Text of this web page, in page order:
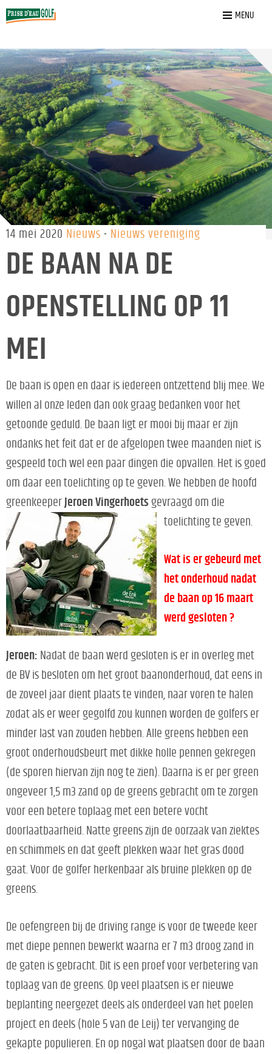
MENU
Home
14 mei 2020 Nieuws Nieuws vereniging
DE BAAN NA DE
OPENSTELLING OP 11
MEI
De baan is open en daar is iedereen ontzettend blij mee. We
willen al onze leden dan ook graag bedanken voor het
getoonde geduld. De baan ligt er mooi bij maar er zijn
ondanks het feit dat er de afgelopen twee maanden niet is
gespeeld toch wel een paar dingen die opvallen. Het is goed
om daar een toelichting op te geven. We hebben de hoofd
greenkeeper Jeroen Vingerhoets gevraagd om die
toelichting te geven.
Wat is er gebeurd met
het onderhoud nadat
de baan op 16 maart
werd gesloten ?
Jeroen: Nadat de baan werd gesloten is er in overleg met
de BV is besloten om het groot baanonderhoud, dat eens in
de zoveel jaar dient plaats te vinden, naar voren te halen
zodat als er weer gegolfd zou kunnen worden de golfers er
minder last van zouden hebben. Alle greens hebben een
groot onderhoudsbeurt met dikke holle pennen gekregen
(de sporen hiervan zijn nog te zien). Daarna is er per green
ongeveer 1,5 m3 zand op de greens gebracht om te zorgen
voor een betere toplaag met een betere vocht
doorlaatbaarheid. Natte greens zijn de oorzaak van ziektes
en schimmels en dat geeft plekken waar het gras dood
gaat. Voor de golfer herkenbaar als bruine plekken op de
greens.
De oefengreen bij de driving range is voor de tweede keer
met diepe pennen bewerkt waarna er 7 m3 droog zand in
de gaten is gebracht. Dit is een proef voor verbetering van
toplaag van de greens. Op veel plaatsen is er nieuwe
beplanting neergezet deels als onderdeel van het poelen
project en deels (hole 5 van de Leij) ter vervanging de
gekapte populieren. En op nogal wat plaatsen door de baan